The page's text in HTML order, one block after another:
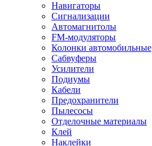
Навигаторы
Сигнализации
Автомагнитолы
FM-модуляторы
Колонки автомобильные
Сабвуферы
Усилители
Подиумы
Кабели
Предохранители
Пылесосы
Отделочные материалы
Клей
Наклейки